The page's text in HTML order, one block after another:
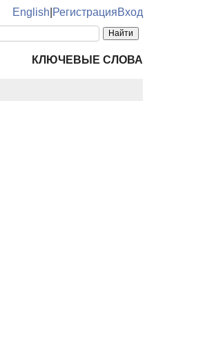
English РегистрацияВход
КЛЮЧЕВЫЕ СЛОВА